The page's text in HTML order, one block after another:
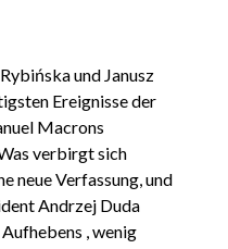
und Janusz
Ereignisse der
Macrons
verbirgt sich
neue Verfassung, und
Andrzej Duda
, wenig